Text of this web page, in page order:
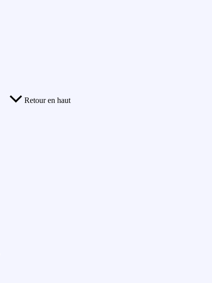
Retour en haut